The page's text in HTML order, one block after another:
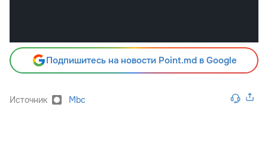
Подпишитесь на новости Point.md в Google
Источник Mbc